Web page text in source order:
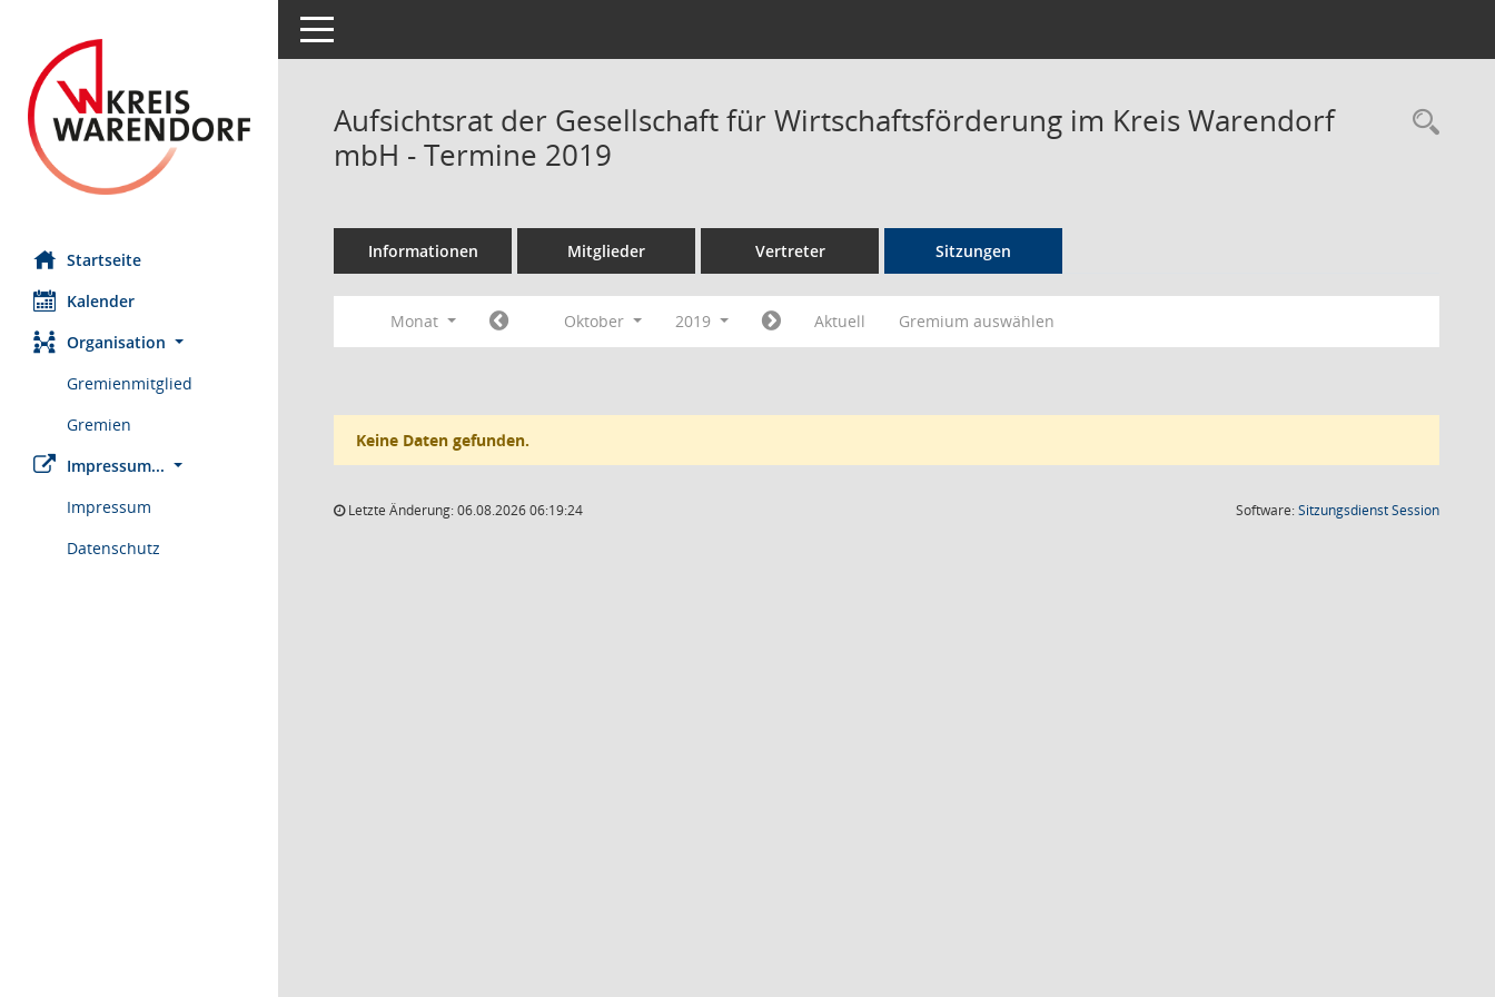
Startseite
Kalender
Organisation
Gremienmitglied
Gremien
Impressum...
Impressum
Datenschutz
Toggle navigation
Aufsichtsrat der Gesellschaft für Wirtschaftsförderung im Kreis Warendorf
mbH - Termine 2019
Informationen Mitglieder Vertreter Sitzungen
Monat Oktober 2019 Aktuell Gremium auswählen
Keine Daten gefunden.
Letzte Änderung: 06.08.2026 06:19:24 Software:SitzungsdienstSession(Wird in